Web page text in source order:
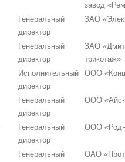
завод
Генеральный
директор
ЗАО
Генеральный
директор
ЗАО
трикотаж»
Исполнительный
директор
ООО
Генеральный
директор
ООО «Айс-
Генеральный
директор
ООО
Генеральный
ОАО